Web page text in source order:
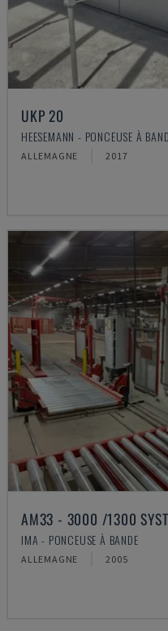
UKP 20
HEESEMANN - PONCEUSE À
ALLEMAGNE 2017
AM33 - 3000 /1300
IMA - PONCEUSE À BANDE
ALLEMAGNE 2005